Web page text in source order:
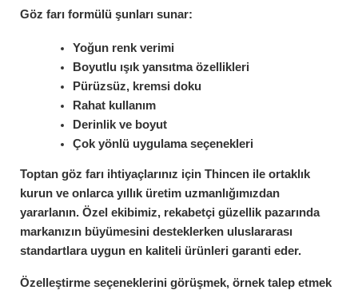
Göz farı formülü şunları sunar:
Yoğun renk verimi
Boyutlu ışık yansıtma özellikleri
Pürüzsüz, kremsi doku
Rahat kullanım
Derinlik ve boyut
Çok yönlü uygulama seçenekleri
Toptan göz farı ihtiyaçlarınız için Thincen ile ortaklık
kurun ve onlarca yıllık üretim uzmanlığımızdan
yararlanın. Özel ekibimiz, rekabetçi güzellik pazarında
markanızın büyümesini desteklerken uluslararası
standartlara uygun en kaliteli ürünleri garanti eder.
Özelleştirme seçeneklerini görüşmek, örnek talep etmek